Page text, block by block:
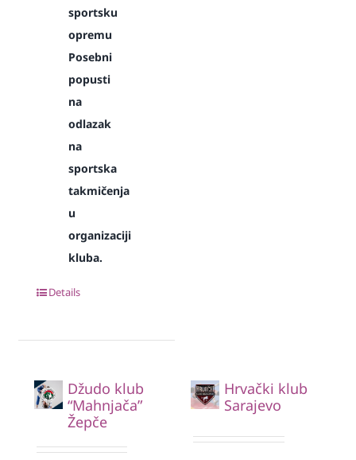
sportsku
opremu
Posebni
popusti
na
odlazak
na
sportska
takmičenja
u
organizaciji
kluba.
Details
Džudo klub
“Mahnjača”
Žepče
Hrvački klub
Sarajevo